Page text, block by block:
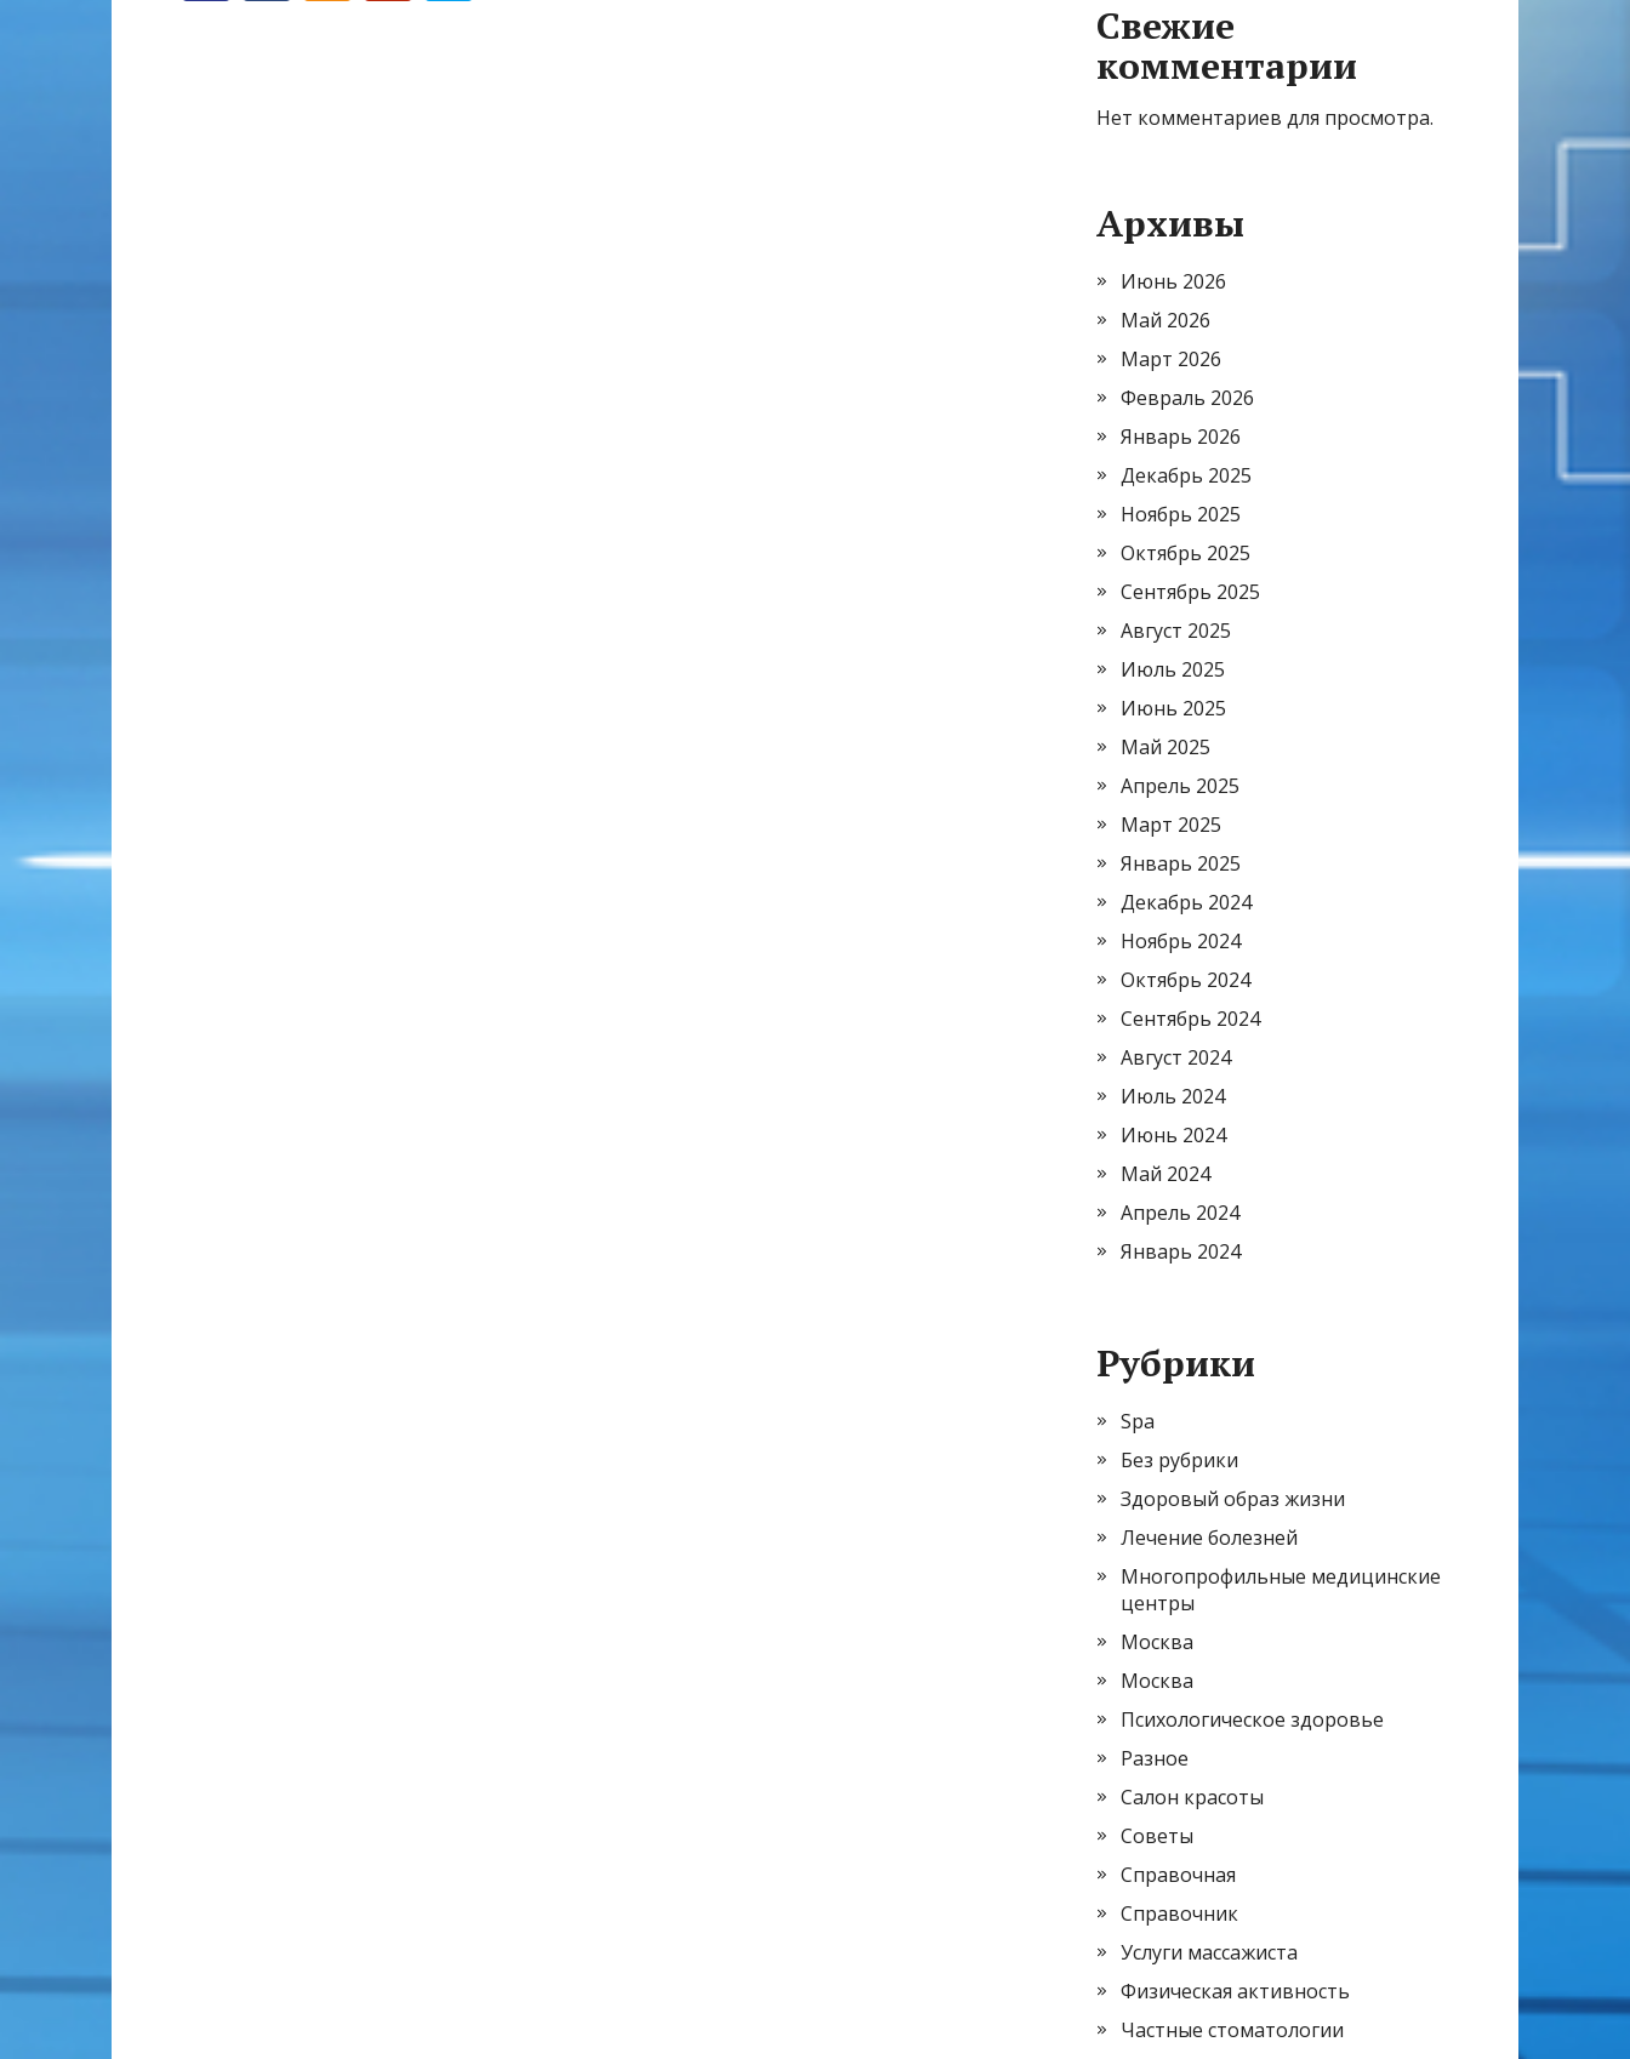
Свежие
комментарии
Нет комментариев для просмотра.
Архивы
Июнь 2026
Май 2026
Март 2026
Февраль 2026
Январь 2026
Декабрь 2025
Ноябрь 2025
Октябрь 2025
Сентябрь 2025
Август 2025
Июль 2025
Июнь 2025
Май 2025
Апрель 2025
Март 2025
Январь 2025
Декабрь 2024
Ноябрь 2024
Октябрь 2024
Сентябрь 2024
Август 2024
Июль 2024
Июнь 2024
Май 2024
Апрель 2024
Январь 2024
Рубрики
Spa
Без рубрики
Здоровый образ жизни
Лечение болезней
Многопрофильные медицинские
центры
Москва
Москва
Психологическое здоровье
Разное
Салон красоты
Советы
Справочная
Справочник
Услуги массажиста
Физическая активность
Частные стоматологии